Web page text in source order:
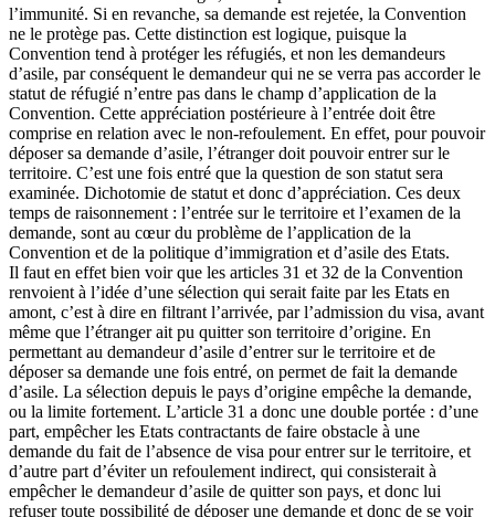
l’immunité. Si en revanche, sa demande est rejetée, la Convention
ne le protège pas. Cette distinction est logique, puisque la
Convention tend à protéger les réfugiés, et non les demandeurs
d’asile, par conséquent le demandeur qui ne se verra pas accorder le
statut de réfugié n’entre pas dans le champ d’application de la
Convention. Cette appréciation postérieure à l’entrée doit être
comprise en relation avec le non-refoulement. En effet, pour pouvoir
déposer sa demande d’asile, l’étranger doit pouvoir entrer sur le
territoire. C’est une fois entré que la question de son statut sera
examinée. Dichotomie de statut et donc d’appréciation. Ces deux
temps de raisonnement : l’entrée sur le territoire et l’examen de la
demande, sont au cœur du problème de l’application de la
Convention et de la politique d’immigration et d’asile des Etats.
Il faut en effet bien voir que les articles 31 et 32 de la Convention
renvoient à l’idée d’une sélection qui serait faite par les Etats en
amont, c’est à dire en filtrant l’arrivée, par l’admission du visa, avant
même que l’étranger ait pu quitter son territoire d’origine. En
permettant au demandeur d’asile d’entrer sur le territoire et de
déposer sa demande une fois entré, on permet de fait la demande
d’asile. La sélection depuis le pays d’origine empêche la demande,
ou la limite fortement. L’article 31 a donc une double portée : d’une
part, empêcher les Etats contractants de faire obstacle à une
demande du fait de l’absence de visa pour entrer sur le territoire, et
d’autre part d’éviter un refoulement indirect, qui consisterait à
empêcher le demandeur d’asile de quitter son pays, et donc lui
refuser toute possibilité de déposer une demande et donc de se voir